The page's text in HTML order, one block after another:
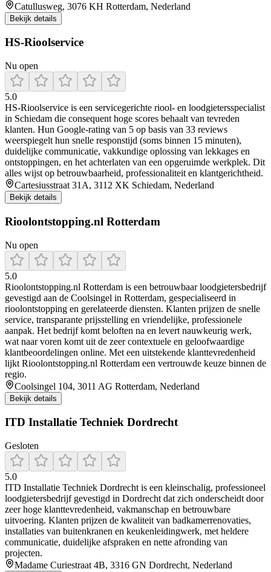
Catullusweg, 3076 KH Rotterdam, Nederland
Bekijk details
HS-Rioolservice
Nu open
5.0
HS‑Rioolservice is een servicegerichte riool- en loodgietersspecialist
in Schiedam die consequent hoge scores behaalt van tevreden
klanten. Hun Google‑rating van 5 op basis van 33 reviews
weerspiegelt hun snelle responstijd (soms binnen 15 minuten),
duidelijke communicatie, vakkundige oplossing van lekkages en
ontstoppingen, en het achterlaten van een opgeruimde werkplek. Dit
alles wijst op betrouwbaarheid, professionaliteit en klantgerichtheid.
Cartesiusstraat 31A, 3112 XK Schiedam, Nederland
Bekijk details
Rioolontstopping.nl Rotterdam
Nu open
5.0
Rioolontstopping.nl Rotterdam is een betrouwbaar loodgietersbedrijf
gevestigd aan de Coolsingel in Rotterdam, gespecialiseerd in
rioolontstopping en gerelateerde diensten. Klanten prijzen de snelle
service, transparante prijsstelling en vriendelijke, professionele
aanpak. Het bedrijf komt beloften na en levert nauwkeurig werk,
wat naar voren komt uit de zeer contextuele en geloofwaardige
klantbeoordelingen online. Met een uitstekende klanttevredenheid
lijkt Rioolontstopping.nl Rotterdam een vertrouwde keuze binnen de
regio.
Coolsingel 104, 3011 AG Rotterdam, Nederland
Bekijk details
ITD Installatie Techniek Dordrecht
Gesloten
5.0
ITD Installatie Techniek Dordrecht is een kleinschalig, professioneel
loodgietersbedrijf gevestigd in Dordrecht dat zich onderscheidt door
zeer hoge klanttevredenheid, vakmanschap en betrouwbare
uitvoering. Klanten prijzen de kwaliteit van badkamerrenovaties,
installaties van buitenkranen en keukenleidingwerk, met heldere
communicatie, duidelijke afspraken en nette afronding van
projecten.
Madame Curiestraat 4B, 3316 GN Dordrecht, Nederland